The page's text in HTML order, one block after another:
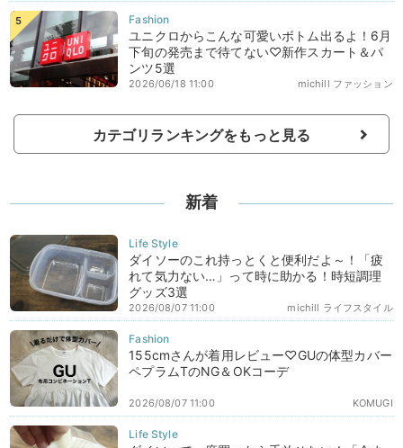
ユニクロからこんな可愛いボトム出るよ！6月
下旬の発売まで待てない♡新作スカート＆パ
ンツ5選
michill ファッション
2026/06/18 11:00
カテゴリランキングをもっと見る
新着
ダイソーのこれ持っとくと便利だよ～！「疲
れて気力ない…」って時に助かる！時短調理
グッズ3選
michill ライフスタイル
2026/08/07 11:00
155cmさんが着用レビュー♡GUの体型カバー
ペプラムTのNG＆OKコーデ
KOMUGI
2026/08/07 11:00